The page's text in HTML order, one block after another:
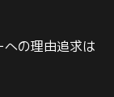
の理由追求は